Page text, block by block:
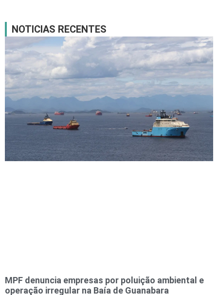
NOTICIAS RECENTES
MPF denuncia empresas por poluição ambiental e
operação irregular na Baía de Guanabara